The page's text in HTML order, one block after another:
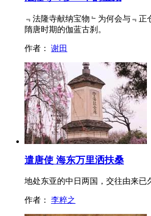
﹃法隆寺献纳宝物﹄为何会与﹃
隋唐时期的伽蓝古刹。
作者： 谢田
遣唐使 海东万里洒扶桑
地处东亚的中日两国，交往由来已
作者： 李粹之